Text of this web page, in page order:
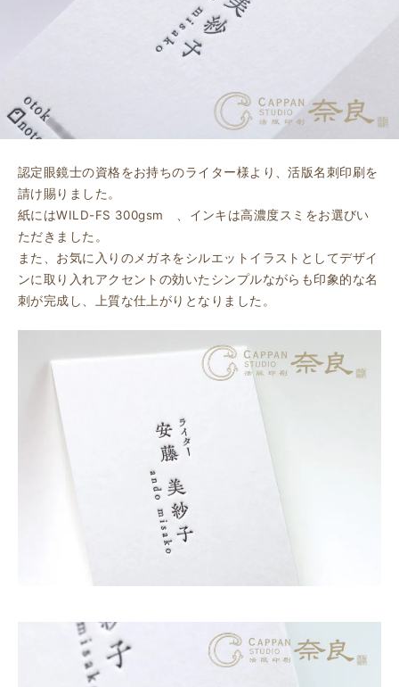
認定眼鏡士の資格をお持ちのライター様より、活版名刺印刷を
請け賜りました。
紙にはWILD-FS 300gsm 、インキは高濃度スミをお選びい
ただきました。
また、お気に入りのメガネをシルエットイラストとしてデザイ
ンに取り入れアクセントの効いたシンプルながらも印象的な名
刺が完成し、上質な仕上がりとなりました。